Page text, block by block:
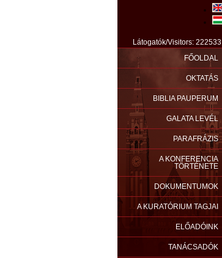
Látogatók/Visitors: 222533
FŐOLDAL
OKTATÁS
BIBLIA PAUPERUM
GALATA LEVÉL
PARAFRÁZIS
A KONFERENCIA
TÖRTÉNETE
DOKUMENTUMOK
A KURATÓRIUM TAGJAI
ELŐADÓINK
TANÁCSADÓK